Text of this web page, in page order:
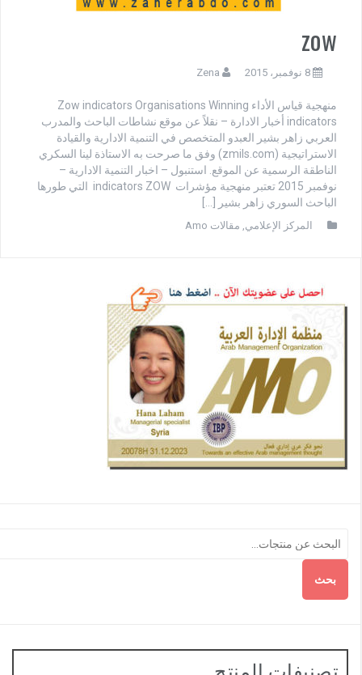
zow
8 نوفمبر، 2015 Zena
منهجية قياس الأداء Zow indicators Organisations Winning
indicators أخبار الادارة – نقلاً عن موقع نشاطات الباحث والمدرب
العربي زاهر بشير العبدو المتخصص في التنمية الادارية والقيادة
الاستراتيجية (zmils.com) وفق ما صرحت به الاستاذة لينا السكري
الناطقة الرسمية عن الموقع. استنبول – اخبار التنمية الادارية –
نوفمبر 2015 تعتبر منهجية مؤشرات indicators ZOW التي طورها
الباحث السوري زاهر بشير […]
المركز الإعلامي , مقالات Amo
بحث
تصنيفات المنتج